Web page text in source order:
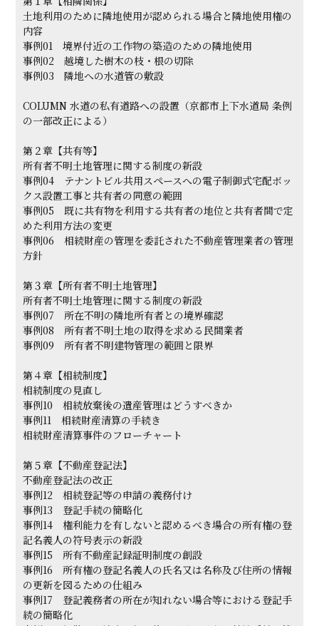
土地利用のために隣地使用が認められる場合と隣地使用権の
内容
事例01 境界付近の工作物の築造のための隣地使用
事例02 越境した樹木の枝・根の切除
事例03 隣地への水道管の敷設
COLUMN 水道の私有道路への設置（京都市上下水道局 条例
の一部改正による）
第２章【共有等】
所有者不明土地管理に関する制度の新設
事例04 テナントビル共用スペースへの電子制御式宅配ボッ
クス設置工事と共有者の同意の範囲
事例05 既に共有物を利用する共有者の地位と共有者間で定
めた利用方法の変更
事例06 相続財産の管理を委託された不動産管理業者の管理
方針
第３章【所有者不明土地管理】
所有者不明土地管理に関する制度の新設
事例07 所在不明の隣地所有者との境界確認
事例08 所有者不明土地の取得を求める民間業者
事例09 所有者不明建物管理の範囲と限界
第４章【相続制度】
相続制度の見直し
事例10 相続放棄後の遺産管理はどうすべきか
事例11 相続財産清算の手続き
相続財産清算事件のフローチャート
第５章【不動産登記法】
不動産登記法の改正
事例12 相続登記等の申請の義務付け
事例13 登記手続の簡略化
事例14 権利能力を有しないと認めるべき場合の所有権の登
記名義人の符号表示の新設
事例15 所有不動産記録証明制度の創設
事例16 所有権の登記名義人の氏名又は名称及び住所の情報
の更新を図るための仕組み
事例17 登記義務者の所在が知れない場合等における登記手
続の簡略化